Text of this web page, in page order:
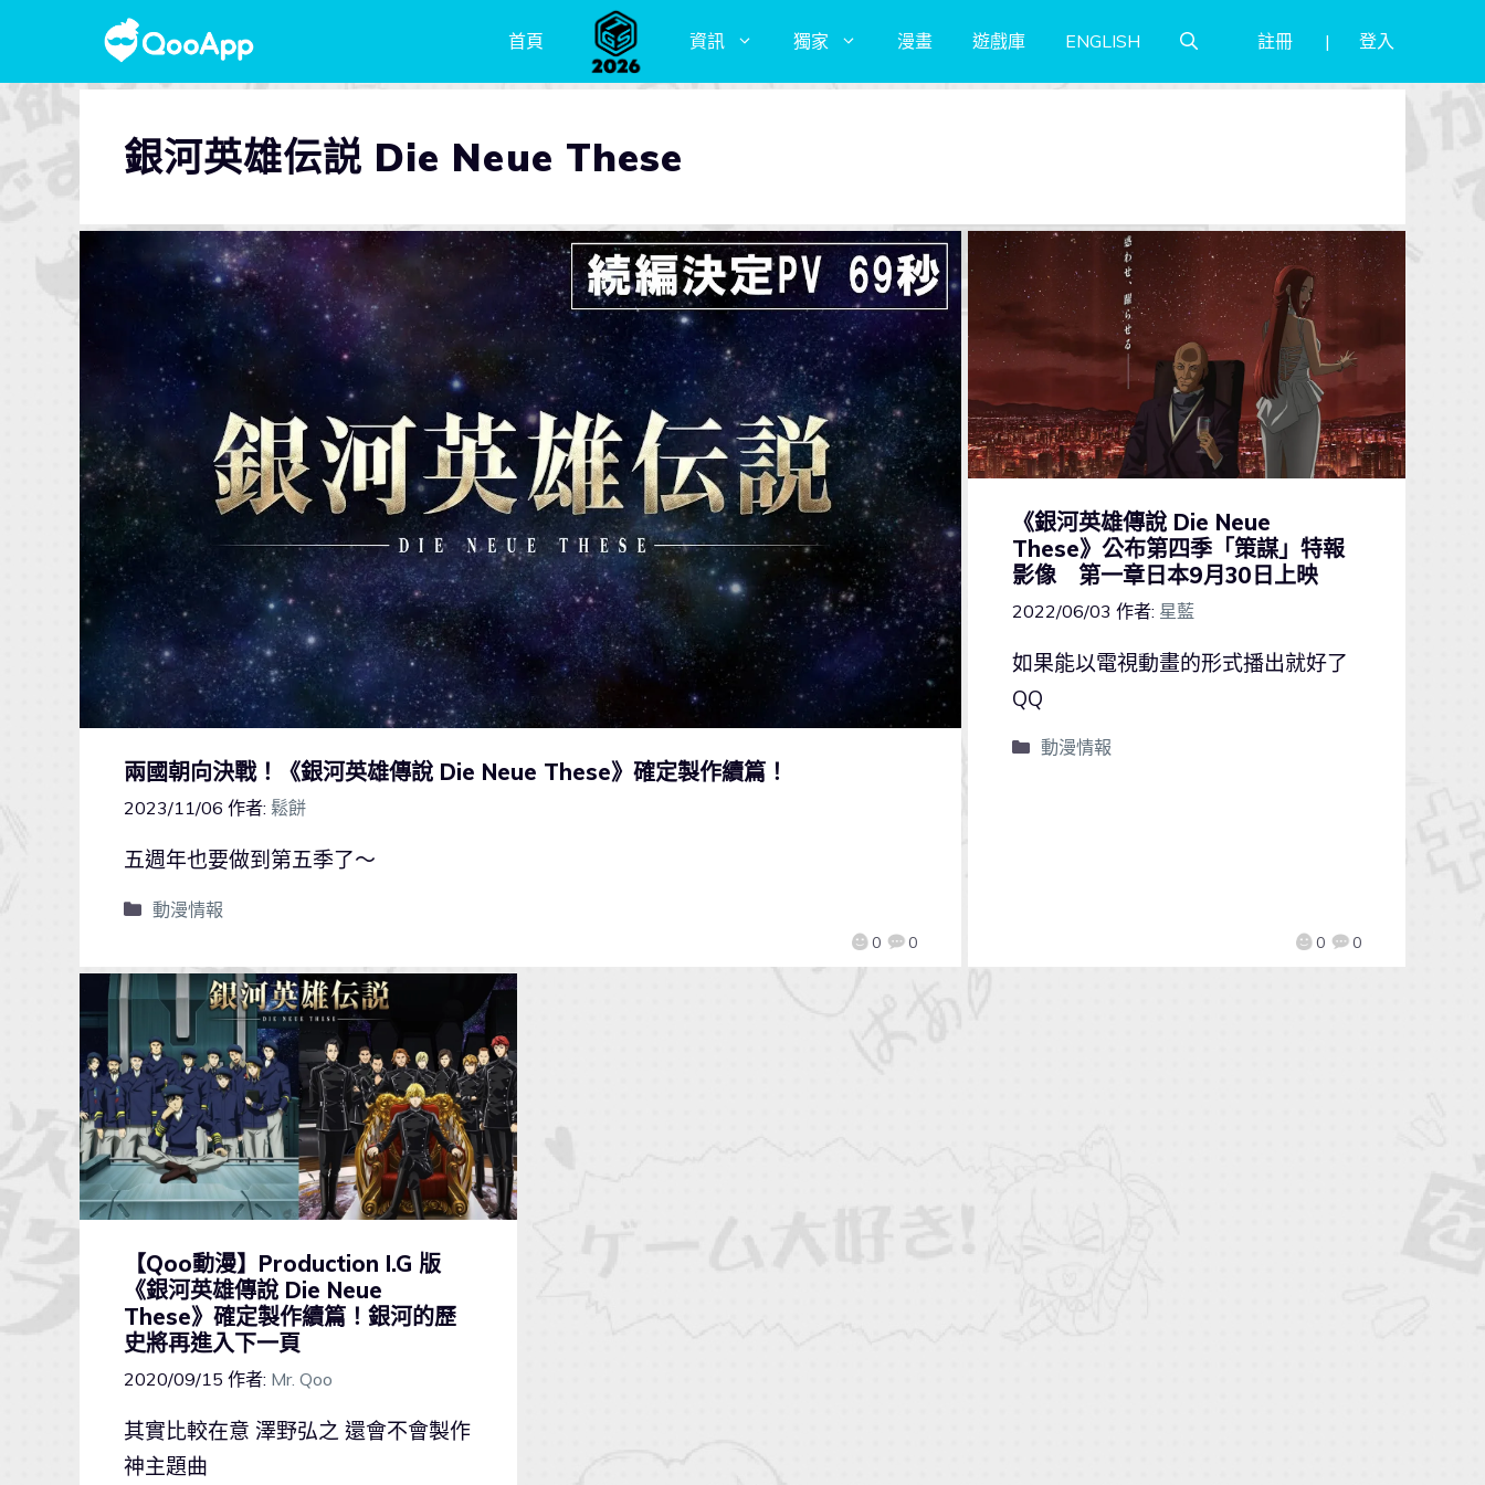
首頁 資訊 獨家 漫畫 遊戲庫 ENGLISH 註冊 登入
銀河英雄伝説 Die Neue These
兩國朝向決戰！《銀河英雄傳說 Die Neue These》確定製作續篇！
2023/11/06 作者: 鬆餅
0 0
五週年也要做到第五季了～
動漫情報
《銀河英雄傳說 Die Neue
These》公布第四季「策謀」特報
影像 第一章日本9月30日上映
2022/06/03 作者: 星藍
0 0
如果能以電視動畫的形式播出就好了
QQ
動漫情報
【Qoo動漫】Production I.G 版
《銀河英雄傳說 Die Neue
These》確定製作續篇！銀河的歷
史將再進入下一頁
2020/09/15 作者: Mr. Qoo
其實比較在意 澤野弘之 還會不會製作
神主題曲